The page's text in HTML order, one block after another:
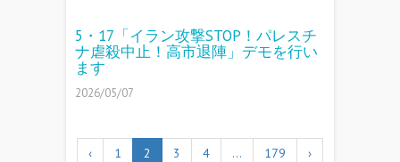
5・17「イラン攻撃STOP！パレスチ
ナ虐殺中止！高市退陣」デモを行い
ます
2026/05/07
‹ 1 2 3 4 … 179 ›